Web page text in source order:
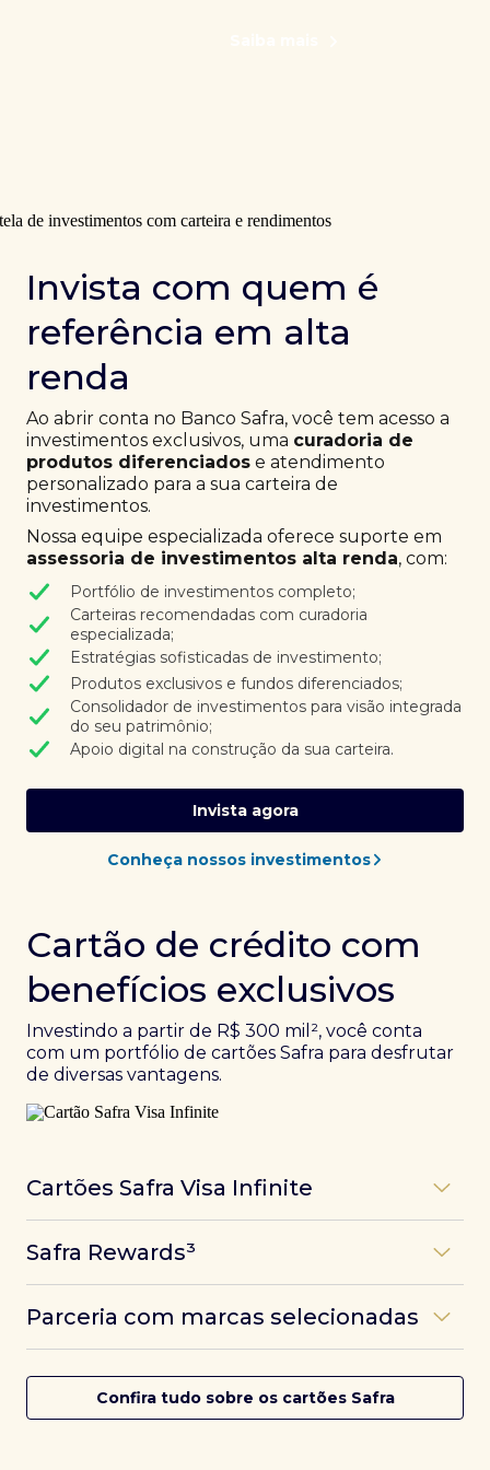
Invista com quem é
referência em alta
renda
Ao abrir conta no Banco Safra, você tem acesso a
investimentos exclusivos, uma curadoria de
produtos diferenciados e atendimento
personalizado para a sua carteira de
investimentos.
Nossa equipe especializada oferece suporte em
assessoria de investimentos alta renda, com:
Portfólio de investimentos completo;
Carteiras recomendadas com curadoria
especializada;
Estratégias sofisticadas de investimento;
Produtos exclusivos e fundos diferenciados;
Consolidador de investimentos para visão integrada
do seu patrimônio;
Apoio digital na construção da sua carteira.
Invista agora
Conheça nossos investimentos
Cartão de crédito com
benefícios exclusivos
Investindo a partir de R$ 300 mil², você conta
com um portfólio de cartões Safra para desfrutar
de diversas vantagens.
Cartões Safra Visa Infinite
experiências refinadas a benefícios únicos, como
converte seus investimentos em limite no cartão e
conta com acesso a mais de 1.400 salas VIP Dragon
Pass ao redor do mundo.
Safra Rewards³
das melhores pontuações do mercado.
Parceria com marcas selecionadas
cartões Safra.
Confira tudo sobre os cartões Safra